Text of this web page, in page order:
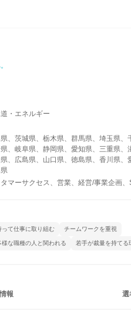
・エネルギー
、茨城県、栃木県、群馬県、埼玉県、
、岐阜県、静岡県、愛知県、三重県、
、広島県、山口県、徳島県、香川県、
マーサクセス、営業、経営/事業企画
って仕事に取り組む チームワークを重視
様な職種の人と関われる 若手が裁量を持てる
報 選